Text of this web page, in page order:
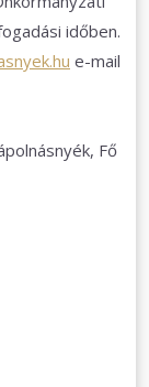
időben.
e-mail
Fő